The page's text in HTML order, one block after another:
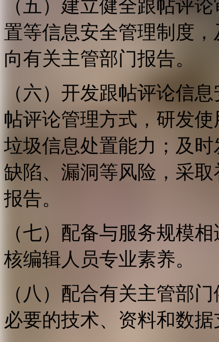
（五）建立健全跟帖评
置等信息安全管理制度
向有关主管部门报告。
（六）开发跟帖评论信
帖评论管理方式，研发
垃圾信息处置能力；及
缺陷、漏洞等风险，采
报告。
（七）配备与服务规模
核编辑人员专业素养。
（八）配合有关主管部
必要的技术、资料和数